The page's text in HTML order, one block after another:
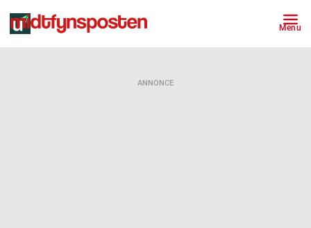
Menu
ANNONCE